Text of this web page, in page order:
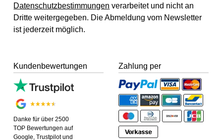
Datenschutzbestimmungen verarbeitet und nicht an
Dritte weitergegeben. Die Abmeldung vom Newsletter
ist jederzeit möglich.
Kundenbewertungen
Danke für über 2500
TOP Bewertungen auf
Google, Trustpilot und
Zahlung per